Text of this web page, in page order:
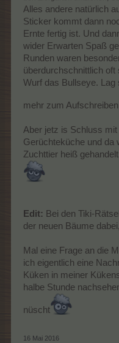
Alles andere natürlich
Sticker kommt dann
Ernte fertig ist. Und
wider Erwarten Spaß
Runden waren
überdurchschnittlich
Wurf das Bullseye.
mehr zum
Aber jetz is Schluss
Gerüchteküche und da
Zuchttier heiß
Edit: Bei den Tiki-
der neuen Bäume
Mal eine Frage an die
ich eigentlich eine
Küken in meiner
halbe Stunde
nüscht
16 Mai 2016